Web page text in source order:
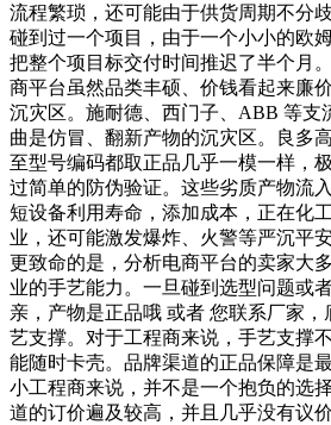
流程繁琐，还可能由于供货周期不分
碰到过一个项目，由于一个小小的欧
把整个项目标交付时间推迟了半个月
商平台虽然品类丰硕、价钱看起来廉
沉灾区。施耐德、西门子、ABB 等支
曲是仿冒、翻新产物的沉灾区。良多
至型号编码都取正品几乎一模一样，
过简单的防伪验证。这些劣质产物流
短设备利用寿命，添加成本，正在化
业，还可能激发爆炸、火警等严沉平
更致命的是，分析电商平台的卖家大
业的手艺能力。一旦碰到选型问题或
亲，产物是正品哦 或者 您联系厂家
艺支撑。对于工程商来说，手艺支撑
能随时卡壳。品牌渠道的正品保障是
小工程商来说，并不是一个抱负的选
道的订价遍及较高，并且几乎没有议